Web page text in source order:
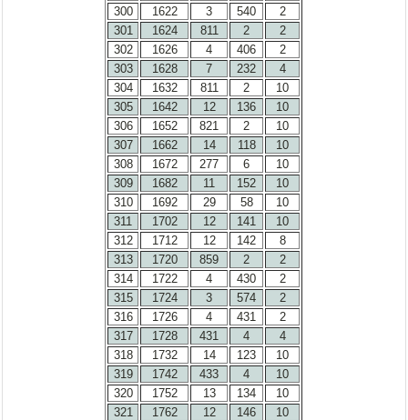
300
1622 3 540
2
301
1624 811 2
2
302
1626 4 406
2
303
1628 7 232
4
304
1632 811 2
10
305
1642 12 136
10
306
1652 821 2
10
307
1662 14 118
10
308
1672 277 6
10
309
1682 11 152
10
310
1692 29 58
10
311
1702 12 141
10
312
1712 12 142
8
313
1720 859 2
2
314
1722 4 430
2
315
1724 3 574
2
316
1726 4 431
2
317
1728 431 4
4
318
1732 14 123
10
319
1742 433 4
10
320
1752 13 134
10
321
1762 12 146
10